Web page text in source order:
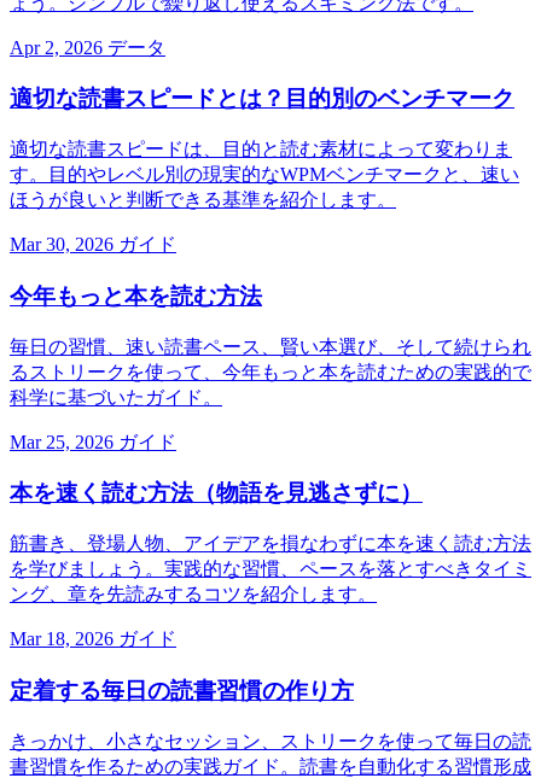
Apr 2, 2026 データ
適切な読書スピードとは？目的別のベンチマーク
適切な読書スピードは、目的と読む素材によって変わりま
す。目的やレベル別の現実的なWPMベンチマークと、速い
ほうが良いと判断できる基準を紹介します。
Mar 30, 2026 ガイド
今年もっと本を読む方法
毎日の習慣、速い読書ペース、賢い本選び、そして続けられ
るストリークを使って、今年もっと本を読むための実践的で
科学に基づいたガイド。
Mar 25, 2026 ガイド
本を速く読む方法（物語を見逃さずに）
筋書き、登場人物、アイデアを損なわずに本を速く読む方法
を学びましょう。実践的な習慣、ペースを落とすべきタイミ
ング、章を先読みするコツを紹介します。
Mar 18, 2026 ガイド
定着する毎日の読書習慣の作り方
きっかけ、小さなセッション、ストリークを使って毎日の読
書習慣を作るための実践ガイド。読書を自動化する習慣形成